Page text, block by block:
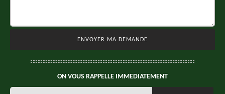
ON VOUS RAPPELLE IMMEDIATEMENT